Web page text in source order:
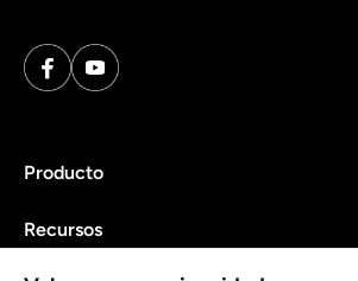
Producto
Recursos